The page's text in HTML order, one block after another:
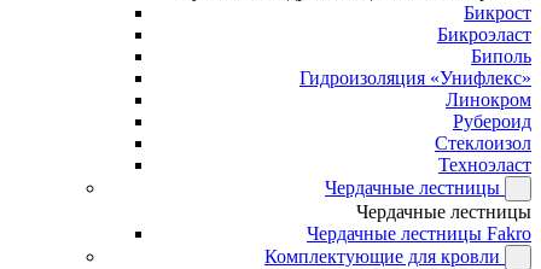
Бикрост
Бикроэласт
Биполь
Гидроизоляция «Унифлекс»
Линокром
Рубероид
Стеклоизол
Техноэласт
Чердачные лестницы
Чердачные лестницы
Чердачные лестницы Fakro
Комплектующие для кровли